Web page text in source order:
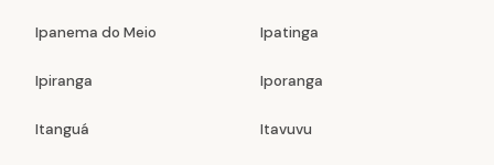
Ipanema do Meio Ipatinga
Ipiranga Iporanga
Itanguá Itavuvu